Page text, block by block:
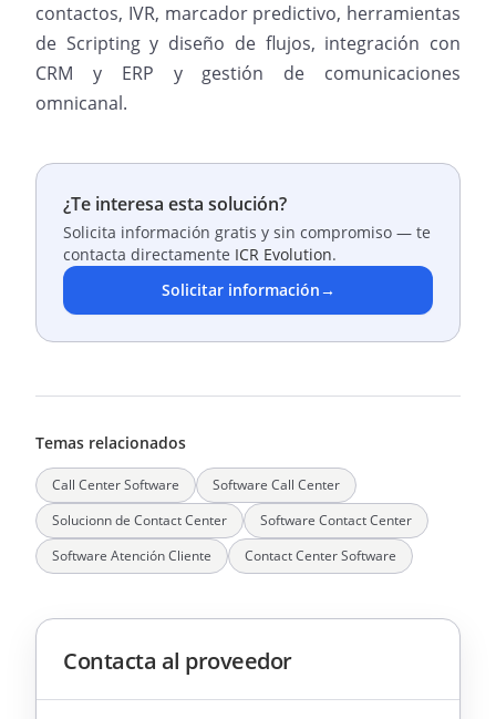
contactos, IVR, marcador predictivo, herramientas
de Scripting y diseño de flujos, integración con
CRM y ERP y gestión de comunicaciones
omnicanal.
¿Te interesa esta solución?
Solicita información gratis y sin compromiso — te
contacta directamente ICR Evolution.
Solicitar información→
Temas relacionados
Call Center Software
Software Call Center
Solucionn de Contact Center
Software Contact Center
Software Atención Cliente
Contact Center Software
Contacta al proveedor